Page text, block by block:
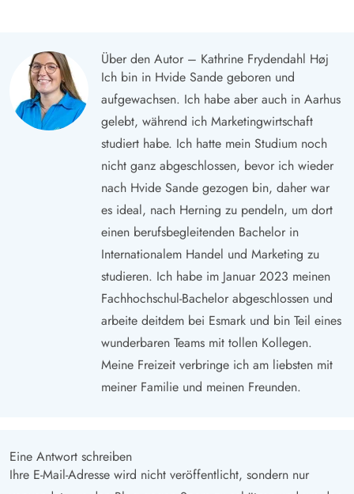
Über den Autor – Kathrine Frydendahl Høj
Ich bin in Hvide Sande geboren und
aufgewachsen. Ich habe aber auch in Aarhus
gelebt, während ich Marketingwirtschaft
studiert habe. Ich hatte mein Studium noch
nicht ganz abgeschlossen, bevor ich wieder
nach Hvide Sande gezogen bin, daher war
es ideal, nach Herning zu pendeln, um dort
einen berufsbegleitenden Bachelor in
Internationalem Handel und Marketing zu
studieren. Ich habe im Januar 2023 meinen
Fachhochschul-Bachelor abgeschlossen und
arbeite deitdem bei Esmark und bin Teil eines
wunderbaren Teams mit tollen Kollegen.
Meine Freizeit verbringe ich am liebsten mit
meiner Familie und meinen Freunden.
Eine Antwort schreiben
Ihre E-Mail-Adresse wird nicht veröffentlicht, sondern nur